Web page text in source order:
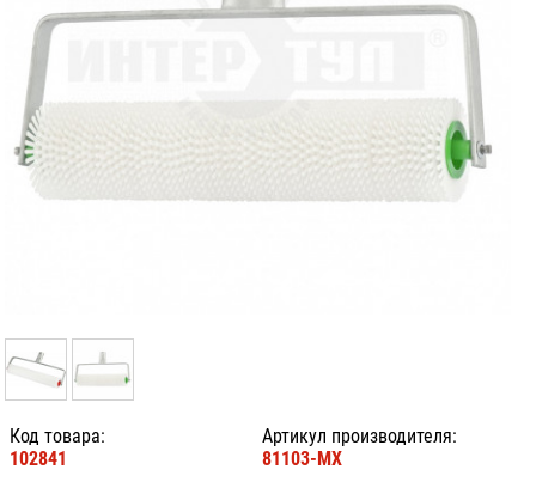
Код товара:
102841
Артикул производителя:
81103-MX